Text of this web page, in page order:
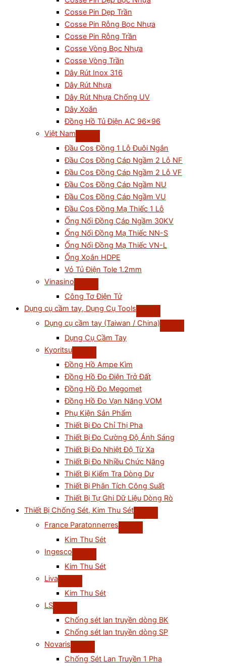
Cosse Pin Dẹp Trần
Cosse Pin Rỗng Bọc Nhựa
Cosse Pin Rỗng Trần
Cosse Vòng Bọc Nhựa
Cosse Vòng Trần
Dây Rút Inox 316
Dây Rút Nhựa
Dây Rút Nhựa Chống UV
Dây Xoắn
Đồng Hồ Tủ Điện AC 96×96
Việt Nam
Đầu Cos Đồng 1 Lỗ Đuôi Ngắn
Đầu Cos Đồng Cáp Ngầm 2 Lỗ NF
Đầu Cos Đồng Cáp Ngầm 2 Lỗ VF
Đầu Cos Đồng Cáp Ngầm NU
Đầu Cos Đồng Cáp Ngầm VU
Đầu Cos Đồng Mạ Thiếc 1 Lỗ
Ống Nối Đồng Cáp Ngầm 30KV
Ống Nối Đồng Mạ Thiếc NN-S
Ống Nối Đồng Mạ Thiếc VN-L
Ống Xoắn HDPE
Vỏ Tủ Điện Tole 1.2mm
Vinasino
Công Tơ Điện Tử
Dụng cụ cầm tay, Dụng Cụ Tools
Dụng cụ cầm tay (Taiwan / China)
Dụng Cụ Cầm Tay
Kyoritsu
Đồng Hồ Ampe Kìm
Đồng Hồ Đo Điện Trở Đất
Đồng Hồ Đo Megomet
Đồng Hồ Đo Vạn Năng VOM
Phụ Kiện Sản Phẩm
Thiết Bị Đo Chỉ Thị Pha
Thiết Bị Đo Cường Độ Ánh Sáng
Thiết Bị Đo Nhiệt Độ Từ Xa
Thiết Bị Đo Nhiều Chức Năng
Thiết Bị Kiểm Tra Dòng Dư
Thiết Bị Phân Tích Công Suất
Thiết Bị Tự Ghi Dữ Liệu Dòng Rò
Thiết Bị Chống Sét, Kim Thu Sét
France Paratonnerres
Kim Thu Sét
Ingesco
Kim Thu Sét
Liva
Kim Thu Sét
LS
Chống sét lan truyền dòng BK
Chống sét lan truyền dòng SP
Novaris
Chống Sét Lan Truyền 1 Pha